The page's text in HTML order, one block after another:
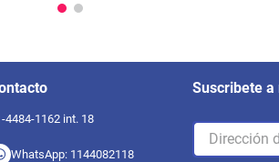
4484-1162 int. 18
WhatsApp: 1144082118
Suscribete